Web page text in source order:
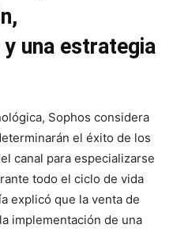
una estrategia
Sophos considera
el éxito de los
canal para especializarse
todo el ciclo de vida
explicó que la venta de
implementación de una